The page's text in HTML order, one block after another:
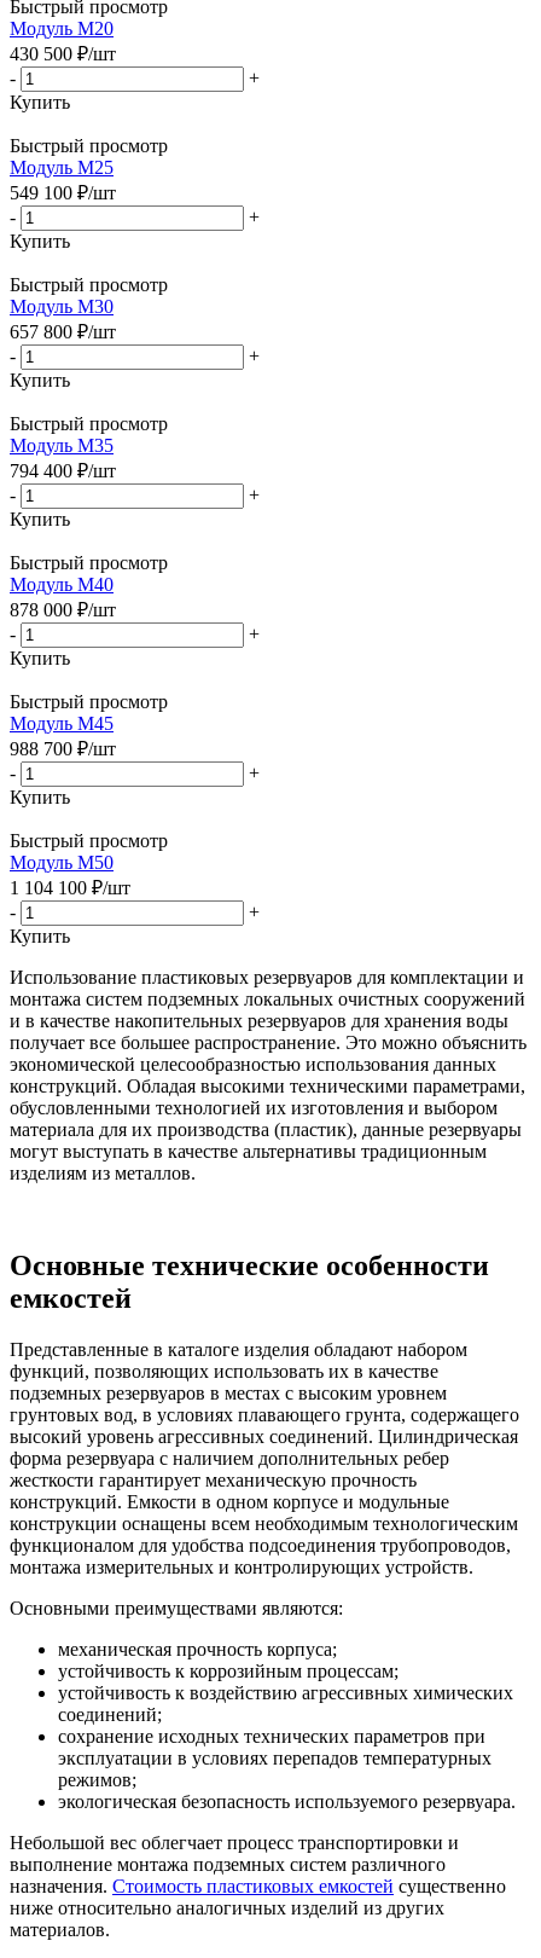
Быстрый просмотр
Модуль М20
430 500 ₽/шт
-
+
Купить
Быстрый просмотр
Модуль М25
549 100 ₽/шт
-
+
Купить
Быстрый просмотр
Модуль М30
657 800 ₽/шт
-
+
Купить
Быстрый просмотр
Модуль М35
794 400 ₽/шт
-
+
Купить
Быстрый просмотр
Модуль М40
878 000 ₽/шт
-
+
Купить
Быстрый просмотр
Модуль М45
988 700 ₽/шт
-
+
Купить
Быстрый просмотр
Модуль М50
1 104 100 ₽/шт
-
+
Купить
Использование пластиковых резервуаров для комплектации и
монтажа систем подземных локальных очистных сооружений
и в качестве накопительных резервуаров для хранения воды
получает все большее распространение. Это можно объяснить
экономической целесообразностью использования данных
конструкций. Обладая высокими техническими параметрами,
обусловленными технологией их изготовления и выбором
материала для их производства (пластик), данные резервуары
могут выступать в качестве альтернативы традиционным
изделиям из металлов.
Основные технические особенности
емкостей
Представленные в каталоге изделия обладают набором
функций, позволяющих использовать их в качестве
подземных резервуаров в местах с высоким уровнем
грунтовых вод, в условиях плавающего грунта, содержащего
высокий уровень агрессивных соединений. Цилиндрическая
форма резервуара с наличием дополнительных ребер
жесткости гарантирует механическую прочность
конструкций. Емкости в одном корпусе и модульные
конструкции оснащены всем необходимым технологическим
функционалом для удобства подсоединения трубопроводов,
монтажа измерительных и контролирующих устройств.
Основными преимуществами являются:
механическая прочность корпуса;
устойчивость к коррозийным процессам;
устойчивость к воздействию агрессивных химических
соединений;
сохранение исходных технических параметров при
эксплуатации в условиях перепадов температурных
режимов;
экологическая безопасность используемого резервуара.
Небольшой вес облегчает процесс транспортировки и
выполнение монтажа подземных систем различного
назначения. Стоимость пластиковых емкостей существенно
ниже относительно аналогичных изделий из других
материалов.